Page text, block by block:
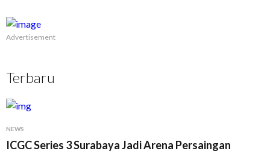
Advertisement
Terbaru
NEWS
ICGC Series 3 Surabaya Jadi Arena Persaingan